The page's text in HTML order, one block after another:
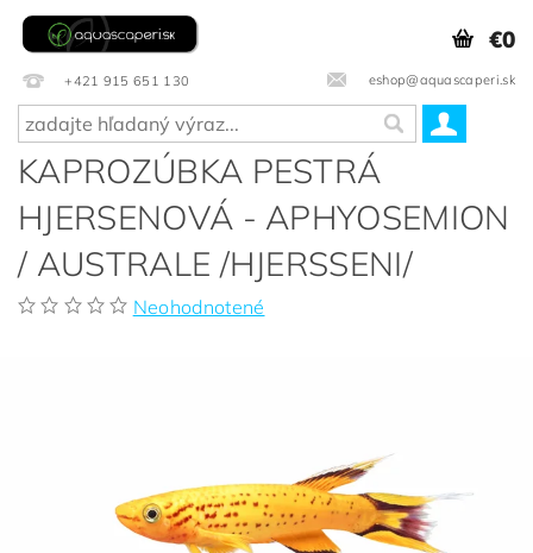
+421 915 651 130 eshop@aquascaperi.sk
€0
KAPROZÚBKA PESTRÁ
HJERSENOVÁ - APHYOSEMION
/ AUSTRALE /HJERSSENI/
Neohodnotené